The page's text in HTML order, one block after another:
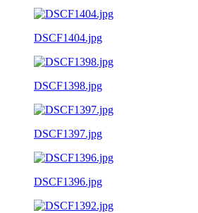
DSCF1404.jpg
DSCF1398.jpg
DSCF1397.jpg
DSCF1396.jpg